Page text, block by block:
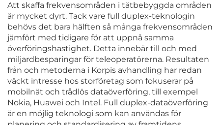
Att skaffa frekvensområden i tätbebyggda områden
är mycket dyrt. Tack vare full duplex-teknologin
behövs det bara hälften så många frekvensområden
jämfört med tidigare för att uppnå samma
överföringshastighet. Detta innebär till och med
miljardbesparingar för teleoperatörerna. Resultaten
från och metoderna i Korpis avhandling har redan
väckt intresse hos storföretag som fokuserar på
mobilnät och trådlös dataöverföring, till exempel
Nokia, Huawei och Intel. Full duplex-dataöverföring
är en möjlig teknologi som kan användas för